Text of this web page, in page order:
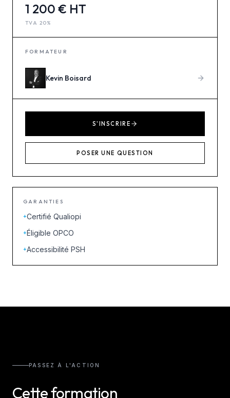
1 200 € HT
TVA 20%
FORMATEUR
Kevin Boisard
S'INSCRIRE
POSER UNE QUESTION
GARANTIES
+Certifié Qualiopi
+Éligible OPCO
+Accessibilité PSH
PASSEZ À L'ACTION
Cette formation